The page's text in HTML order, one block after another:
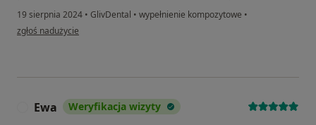
19 sierpnia 2024 • GlivDental • wypełnienie kompozytowe •
w opinii użytkownika Tamara
zgłoś nadużycie
Ewa Weryfikacja wizyty